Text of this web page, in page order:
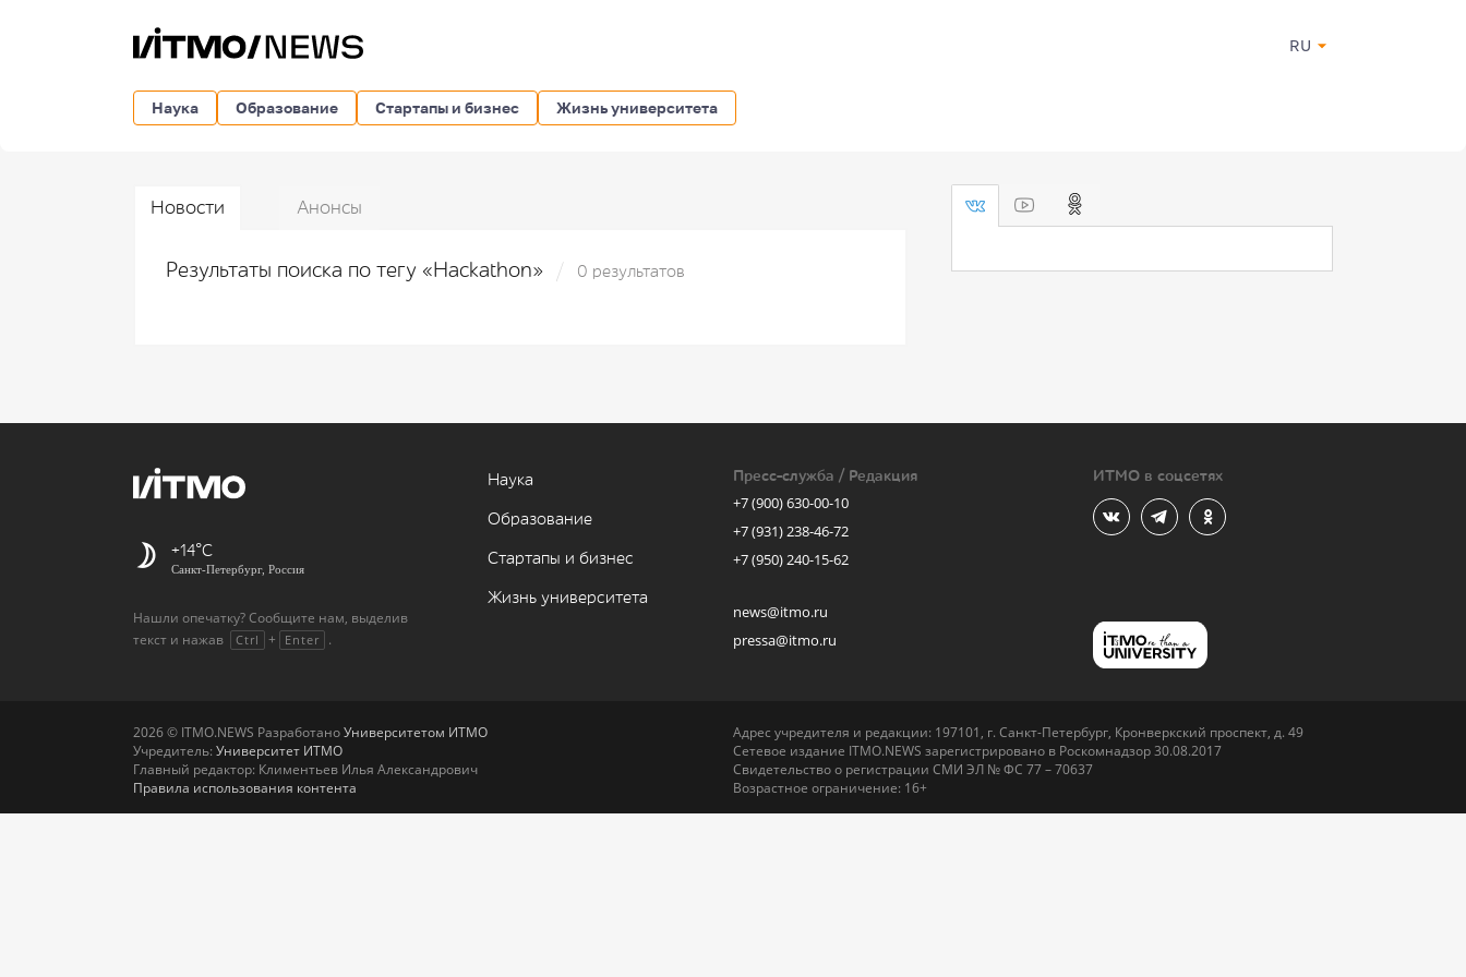
RU
Наука Образование Стартапы и бизнес Жизнь университета
Новости Анонсы
Результаты поиска по тегу «Hackathon» 0 результатов
+14
Санкт-Петербург, Россия
Нашли опечатку? Сообщите нам, выделив
текст и нажав
Ctrl + Enter .
Наука
Образование
Стартапы и бизнес
Жизнь университета
Пресс-служба / Редакция
+7 (900) 630-00-10
+7 (931) 238-46-72
+7 (950) 240-15-62
news@itmo.ru
pressa@itmo.ru
ИТМО в соцсетях
2026 © ITMO.NEWS РазработаноУниверситетом ИТМО
Учредитель: Университет ИТМО
Главный редактор: Климентьев Илья Александрович
Правила использования контента
Адрес учредителя и редакции: 197101, г. Санкт-Петербург, Кронверкский проспект, д. 49
Сетевое издание ITMO.NEWS зарегистрировано в Роскомнадзор 30.08.2017
Свидетельство о регистрации СМИ ЭЛ № ФС 77 – 70637
Возрастное ограничение: 16+